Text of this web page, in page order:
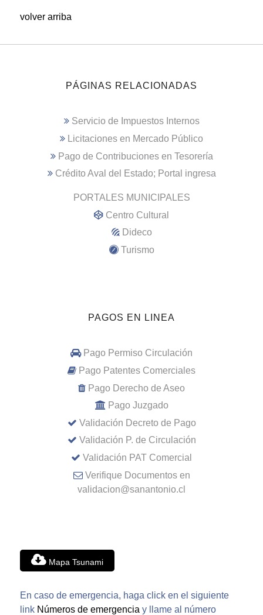
volver arriba
PÁGINAS RELACIONADAS
Servicio de Impuestos Internos
Licitaciones en Mercado Público
Pago de Contribuciones en Tesorería
Crédito Aval del Estado; Portal ingresa
PORTALES MUNICIPALES
Centro Cultural
Dideco
Turismo
PAGOS EN LINEA
Pago Permiso Circulación
Pago Patentes Comerciales
Pago Derecho de Aseo
Pago Juzgado
Validación Decreto de Pago
Validación P. de Circulación
Validación PAT Comercial
Verifique Documentos en
validacion@sanantonio.cl
Mapa Tsunami
En caso de emergencia, haga click en el siguiente
link Números de emergencia y llame al número